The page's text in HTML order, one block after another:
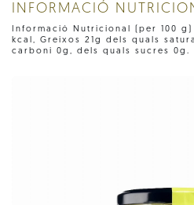
INFORMACIÓ
Informació Nutricional (per 100 g)
kcal, Greixos 21g dels quals
carboni 0g, dels quals sucres 0g.